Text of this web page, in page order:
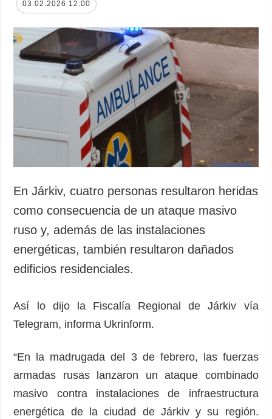
03.02.2026 12:00
En Járkiv, cuatro personas resultaron heridas
como consecuencia de un ataque masivo
ruso y, además de las instalaciones
energéticas, también resultaron dañados
edificios residenciales.
Así lo dijo la Fiscalía Regional de Járkiv vía
Telegram, informa Ukrinform.
“En la madrugada del 3 de febrero, las fuerzas
armadas rusas lanzaron un ataque combinado
masivo contra instalaciones de infraestructura
energética de la ciudad de Járkiv y su región.